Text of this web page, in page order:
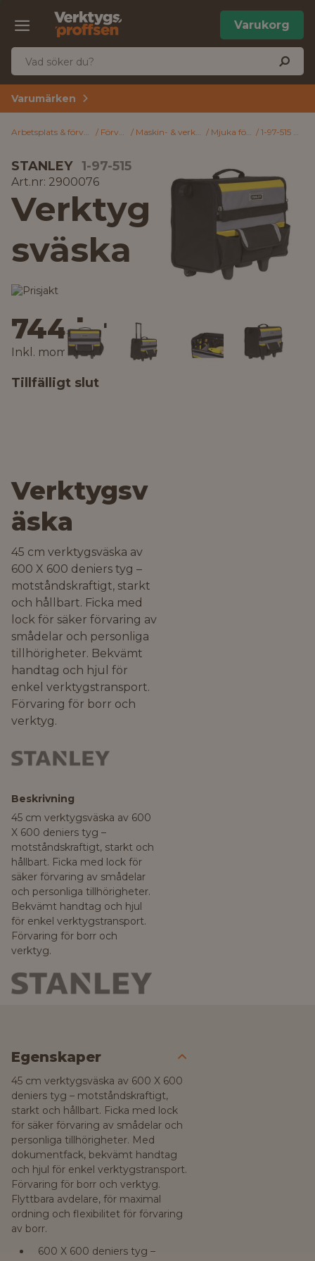
Varukorg
Varumärken
Arbetsplats & förvaring Förvaring Maskin- & verktygsförvaring Mjuka förvaringsväskor 1-97-515 STANLEY Verktygsväska
STANLEY 1-97-515
Art.nr: 2900076
Verktyg
sväska
744 kr
Inkl. moms
Tillfälligt slut
Verktygsv
äska
45 cm verktygsväska av
600 X 600 deniers tyg –
motståndskraftigt, starkt
och hållbart. Ficka med
lock för säker förvaring av
smådelar och personliga
tillhörigheter. Bekvämt
handtag och hjul för
enkel verktygstransport.
Förvaring för borr och
verktyg.
Beskrivning
45 cm verktygsväska av 600
X 600 deniers tyg –
motståndskraftigt, starkt och
hållbart. Ficka med lock för
säker förvaring av smådelar
och personliga tillhörigheter.
Bekvämt handtag och hjul
för enkel verktygstransport.
Förvaring för borr och
verktyg.
Egenskaper
45 cm verktygsväska av 600 X 600
deniers tyg – motståndskraftigt,
starkt och hållbart. Ficka med lock
för säker förvaring av smådelar och
personliga tillhörigheter. Med
dokumentfack, bekvämt handtag
och hjul för enkel verktygstransport.
Förvaring för borr och verktyg.
Flyttbara avdelare, för maximal
ordning och flexibilitet för förvaring
av borr.
600 X 600 deniers tyg –